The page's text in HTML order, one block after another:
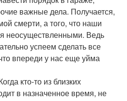
важные дела. Получается,
смерти, а того, что наши
неосуществленными. Ведь
успеем сделать все
впереди у нас еще уйма
кто-то из близких
в назначенное время, не